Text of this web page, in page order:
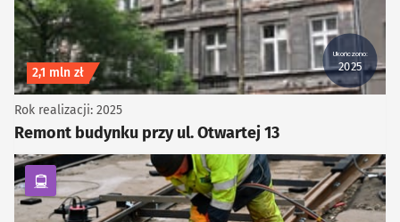
Ukończono:
2025
Koszt inwestycji
2,1 mln zł
Remont budynku przy ul. Otwartej 13
Rok realizacji: 2025
kategoria Komunikacja zbiorowa